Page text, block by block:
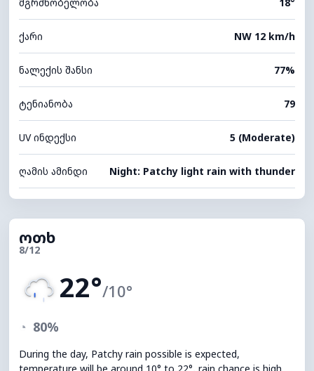
ქარი NW 12 km/h
ნალექის შანსი 77%
ტენიანობა 79
UV ინდექსი 5 (Moderate)
ღამის ამინდი Night: Patchy light rain with thunder
ოთხ
8/12
22°/10°
◔ 80%
During the day, Patchy rain possible is expected,
temperature will be around 10° to 22°, rain chance is high